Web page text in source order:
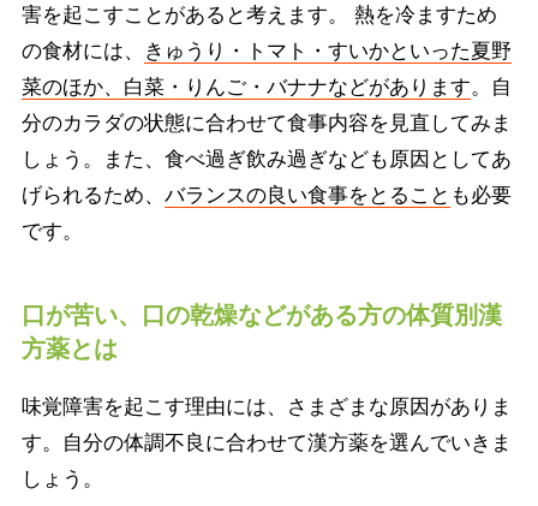
害を起こすことがあると考えます。 熱を冷ますため
の食材には、
きゅうり・トマト・すいかといった夏野
菜のほか、白菜・りんご・バナナなどがあります。自
分のカラダの状態に合わせて食事内容を見直してみま
しょう。また、食べ過ぎ飲み過ぎなども原因としてあ
げられるため、 バランスの良い食事をとること も必要
です。
口が苦い、口の乾燥などがある方の体質別漢
方薬とは
味覚障害を起こす理由には、さまざまな原因がありま
す。自分の体調不良に合わせて漢方薬を選んでいきま
しょう。